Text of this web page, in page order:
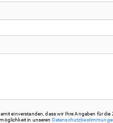
einverstanden, dass wir Ihre Angaben für
in unseren